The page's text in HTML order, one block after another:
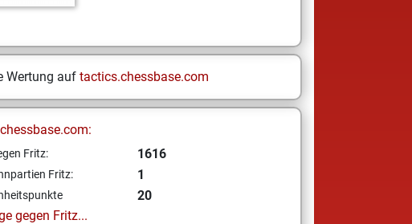
Wertung auf tactics.chessbase.com
Fritz: 1616
Fritz: 1
20
gegen Fritz...